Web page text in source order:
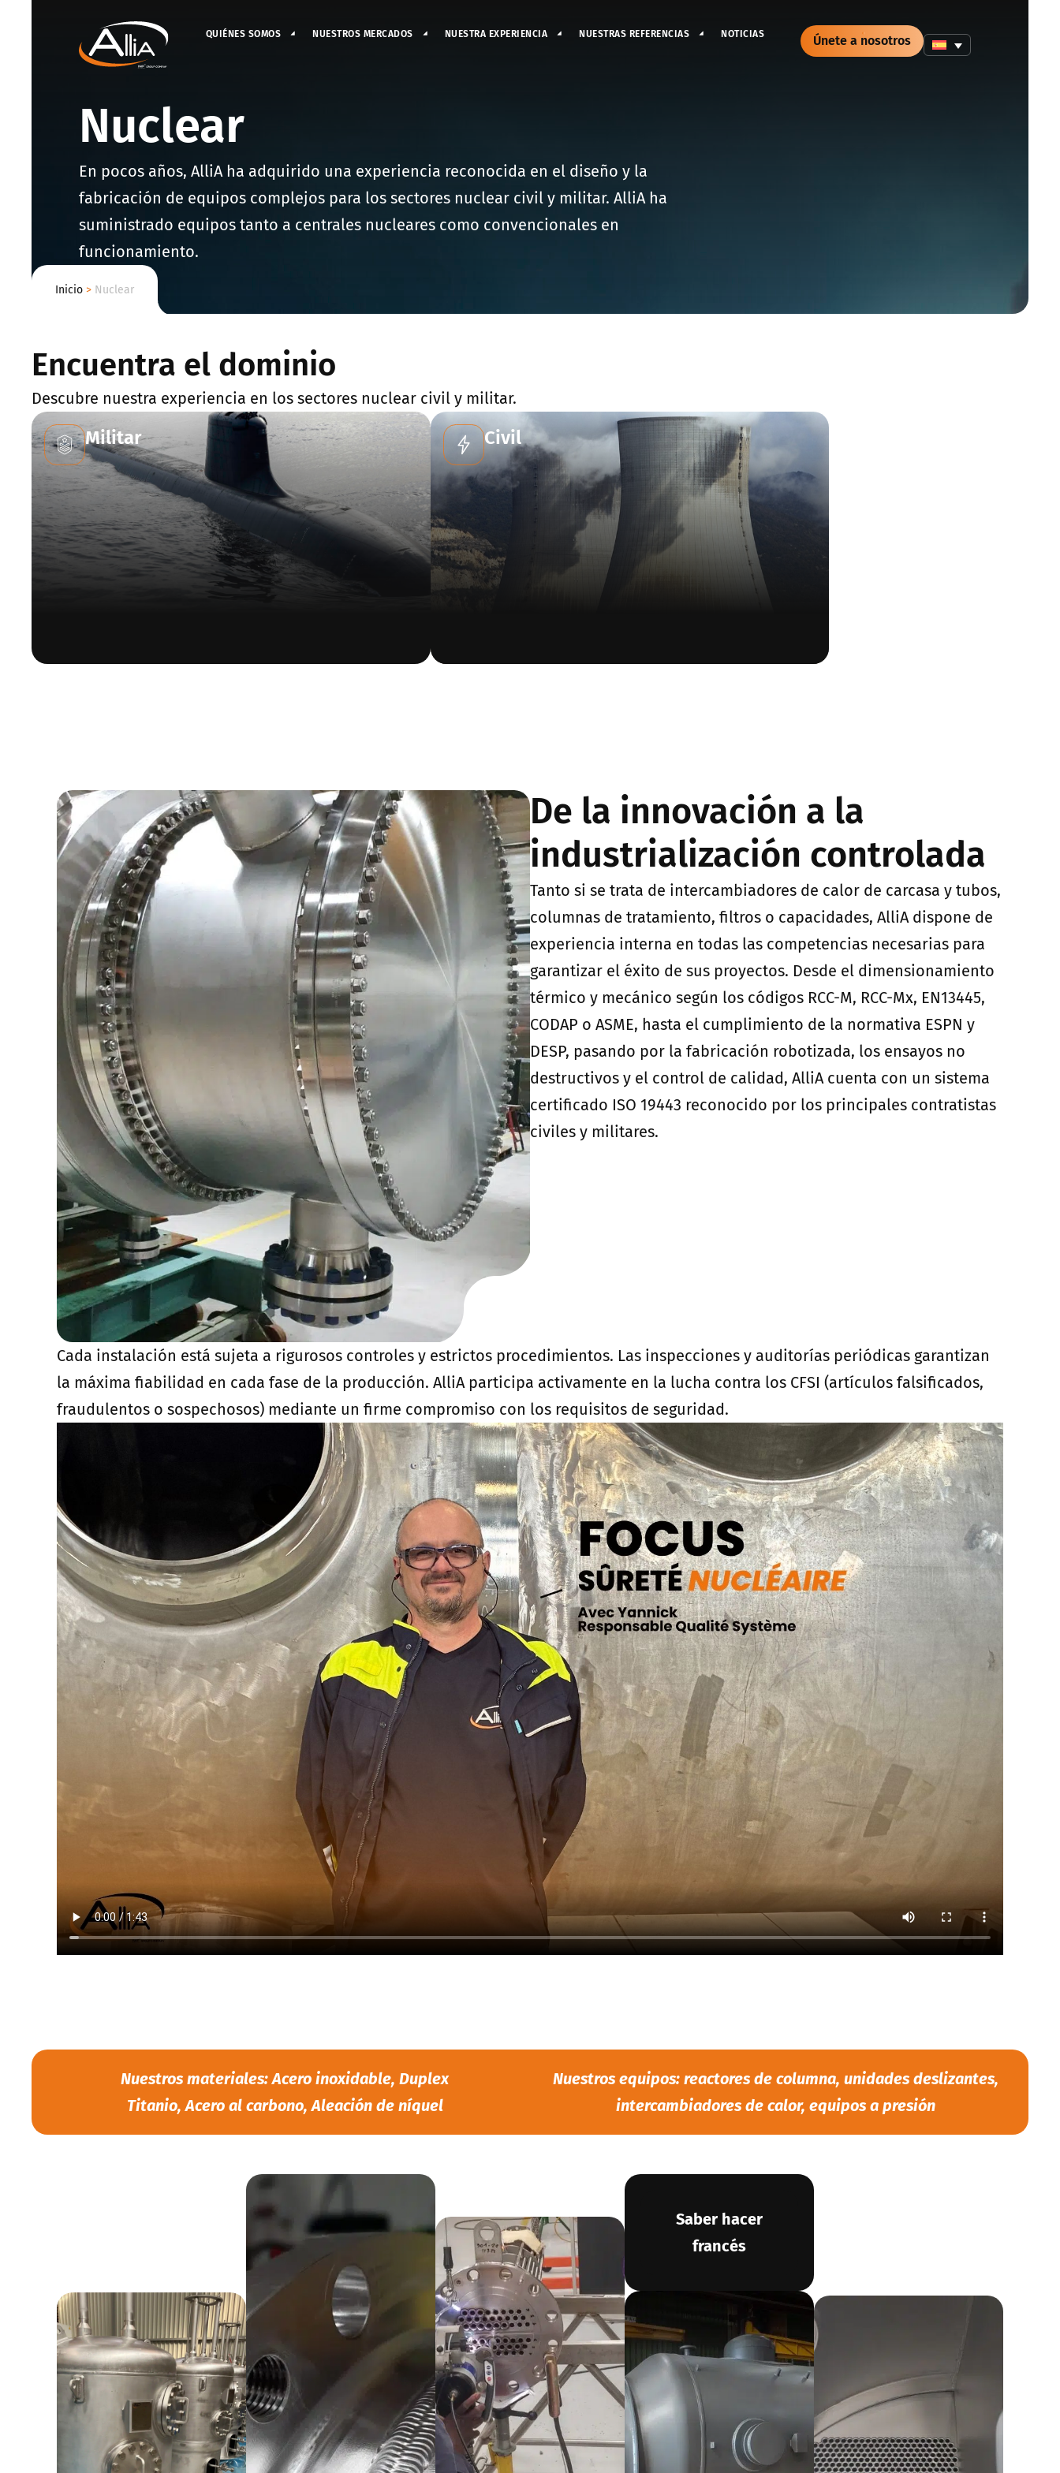
QUIÉNES SOMOS NUESTROS MERCADOS NUESTRA EXPERIENCIA NUESTRAS REFERENCIAS NOTICIAS Únete a nosotros
Nuclear
En pocos años, AlliA ha adquirido una experiencia reconocida en el diseño y la
fabricación de equipos complejos para los sectores nuclear civil y militar. AlliA ha
suministrado equipos tanto a centrales nucleares como convencionales en
funcionamiento.
Inicio > Nuclear
Encuentra el dominio
Descubre nuestra experiencia en los sectores nuclear civil y militar.
Militar Civil
De la innovación a la
industrialización controlada
Tanto si se trata de intercambiadores de calor de carcasa y tubos,
columnas de tratamiento, filtros o capacidades, AlliA dispone de
experiencia interna en todas las competencias necesarias para
garantizar el éxito de sus proyectos. Desde el dimensionamiento
térmico y mecánico según los códigos RCC-M, RCC-Mx, EN13445,
CODAP o ASME, hasta el cumplimiento de la normativa ESPN y
DESP, pasando por la fabricación robotizada, los ensayos no
destructivos y el control de calidad, AlliA cuenta con un sistema
certificado ISO 19443 reconocido por los principales contratistas
civiles y militares.
Cada instalación está sujeta a rigurosos controles y estrictos procedimientos. Las inspecciones y auditorías periódicas garantizan
la máxima fiabilidad en cada fase de la producción. AlliA participa activamente en la lucha contra los CFSI (artículos falsificados,
fraudulentos o sospechosos) mediante un firme compromiso con los requisitos de seguridad.
Nuestros materiales: Acero inoxidable, Duplex
Titanio, Acero al carbono, Aleación de níquel
Nuestros equipos: reactores de columna, unidades deslizantes,
intercambiadores de calor, equipos a presión
Saber hacer
francés